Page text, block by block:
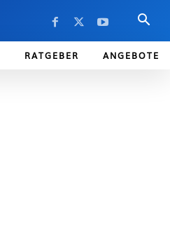
RATGEBER ANGEBOTE